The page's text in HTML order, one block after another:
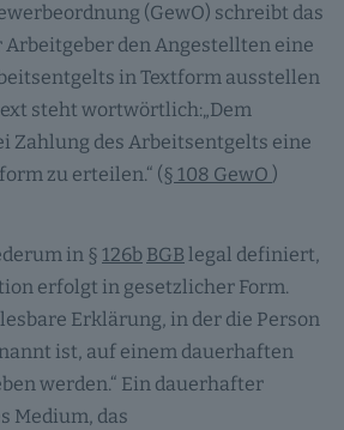
(GewO) schreibt das
Arbeitgeber den Angestellten eine
in Textform ausstellen
steht wortwörtlich:„Dem
Zahlung des Arbeitsentgelts eine
zu erteilen.“ (§ 108 GewO )
in § 126b BGB legal definiert,
erfolgt in gesetzlicher Form.
Erklärung, in der die Person
ist, auf einem dauerhaften
werden.“ Ein dauerhafter
Medium, das